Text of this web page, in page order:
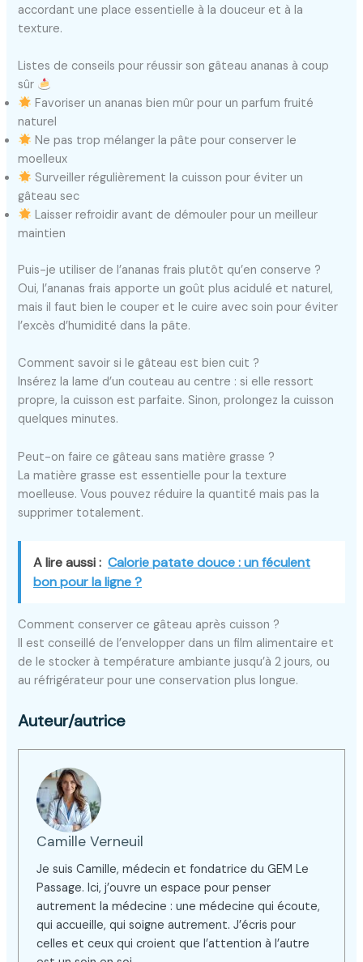
accordant une place essentielle à la douceur et à la
texture.
Listes de conseils pour réussir son gâteau ananas à coup
sûr
Favoriser un ananas bien mûr pour un parfum fruité
naturel
Ne pas trop mélanger la pâte pour conserver le
moelleux
Surveiller régulièrement la cuisson pour éviter un
gâteau sec
Laisser refroidir avant de démouler pour un meilleur
maintien
Puis-je utiliser de l’ananas frais plutôt qu’en conserve ?
Oui, l’ananas frais apporte un goût plus acidulé et naturel,
mais il faut bien le couper et le cuire avec soin pour éviter
l’excès d’humidité dans la pâte.
Comment savoir si le gâteau est bien cuit ?
Insérez la lame d’un couteau au centre : si elle ressort
propre, la cuisson est parfaite. Sinon, prolongez la cuisson
quelques minutes.
Peut-on faire ce gâteau sans matière grasse ?
La matière grasse est essentielle pour la texture
moelleuse. Vous pouvez réduire la quantité mais pas la
supprimer totalement.
A lire aussi : Calorie patate douce : un féculent
bon pour la ligne ?
Comment conserver ce gâteau après cuisson ?
Il est conseillé de l’envelopper dans un film alimentaire et
de le stocker à température ambiante jusqu’à 2 jours, ou
au réfrigérateur pour une conservation plus longue.
Auteur/autrice
Camille Verneuil
Je suis Camille, médecin et fondatrice du GEM Le
Passage. Ici, j’ouvre un espace pour penser
autrement la médecine : une médecine qui écoute,
qui accueille, qui soigne autrement. J’écris pour
celles et ceux qui croient que l’attention à l’autre